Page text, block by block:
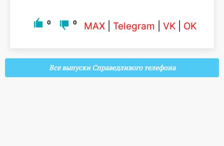
0 0 MAX Telegram VK OK
Все выпуски Справедливого телефона